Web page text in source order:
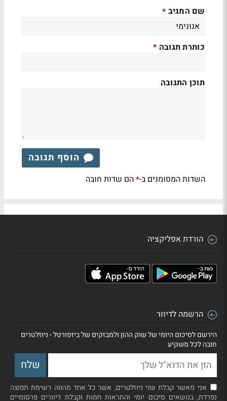
שם המגיב *
כותרת תגובה *
תוכן התגובה
הוסף תגובה
השדות המסומנים ב-*הם שדות חובה
הורדת אפליקציה
הרשמה לדיוור
הירשם לסיכום היומי של שוק ההון ולמבזקים של ביזפורטל - ניוזלטרים
חובה לכל משקיע
אני מאשר קבלת שני ניוזלטרים, אשר כל אחד מהווה רשימת תפוצה
נפרדת, בנושאים סיכום יומי והתראות חמות וקבלת דיוורים פרסומיים